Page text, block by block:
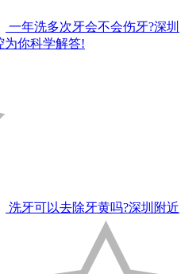
一年洗多次牙会不会伤牙?深圳
为你科学解答!
洗牙可以去除牙黄吗?深圳附近